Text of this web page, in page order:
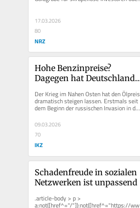
für niederländische...
17.03.2026
80
NRZ
Hohe Benzinpreise?
Dagegen hat Deutschland
mehrere Hebel in der Hand
Der Krieg im Nahen Osten hat den Ölpreis
dramatisch steigen lassen. Erstmals seit
dem Beginn der russischen Invasion in der
Ukraine liegt er deutlich...
09.03.2026
70
IKZ
Schadenfreude in sozialen
Netzwerken ist unpassend
.article-body > p >
a:not([href^="/"]):not([href^="https://ww